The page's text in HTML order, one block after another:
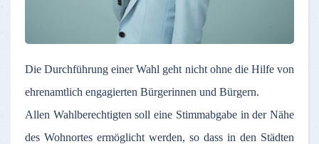
Die Durchführung einer Wahl geht nicht ohne die Hilfe von
ehrenamtlich engagierten Bürgerinnen und Bürgern.
Allen Wahlberechtigten soll eine Stimmabgabe in der Nähe
des Wohnortes ermöglicht werden, so dass in den Städten